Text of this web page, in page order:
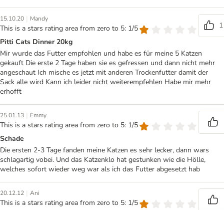
15.10.20 | Mandy
This is a stars rating area from zero to 5: 1/5
1
Pitti Cats Dinner 20kg
Mir wurde das Futter empfohlen und habe es für meine 5 Katzen
gekauft Die erste 2 Tage haben sie es gefressen und dann nicht mehr
angeschaut Ich mische es jetzt mit anderen Trockenfutter damit der
Sack alle wird Kann ich leider nicht weiterempfehlen Habe mir mehr
erhofft
25.01.13 | Emmy
This is a stars rating area from zero to 5: 1/5
Schade
Die ersten 2-3 Tage fanden meine Katzen es sehr lecker, dann wars
schlagartig vobei. Und das Katzenklo hat gestunken wie die Hölle,
welches sofort wieder weg war als ich das Futter abgesetzt hab
20.12.12 | Ani
This is a stars rating area from zero to 5: 1/5